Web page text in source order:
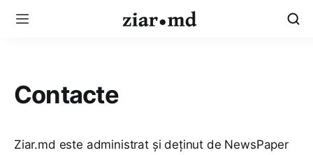
Contacte
Ziar.md este administrat și deținut de NewsPaper